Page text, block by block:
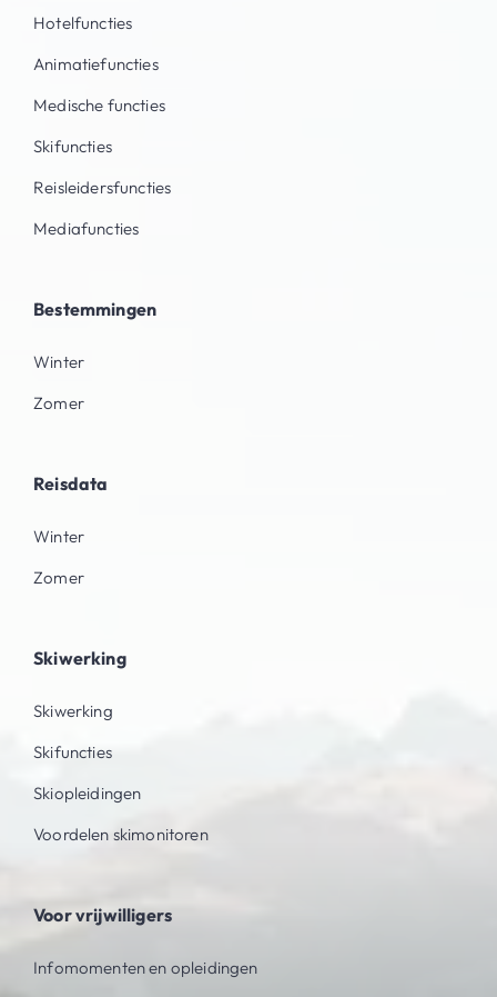
Hotelfuncties
Animatiefuncties
Medische functies
Skifuncties
Reisleidersfuncties
Mediafuncties
Bestemmingen
Winter
Zomer
Reisdata
Winter
Zomer
Skiwerking
Skiwerking
Skifuncties
Skiopleidingen
Voordelen skimonitoren
Voor vrijwilligers
Infomomenten en opleidingen